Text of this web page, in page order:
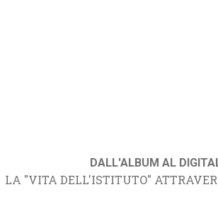
DALL'ALBUM AL
LA "VITA DELL'ISTITUTO"